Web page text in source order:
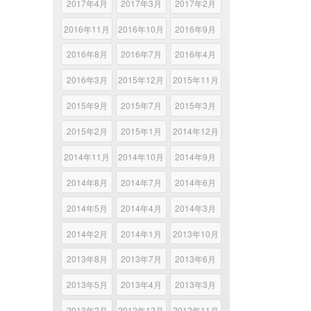
2017年4月 2017年3月 2017年2月
2016年11月 2016年10月 2016年9月
2016年8月 2016年7月 2016年4月
2016年3月 2015年12月 2015年11月
2015年9月 2015年7月 2015年3月
2015年2月 2015年1月 2014年12月
2014年11月 2014年10月 2014年9月
2014年8月 2014年7月 2014年6月
2014年5月 2014年4月 2014年3月
2014年2月 2014年1月 2013年10月
2013年8月 2013年7月 2013年6月
2013年5月 2013年4月 2013年3月